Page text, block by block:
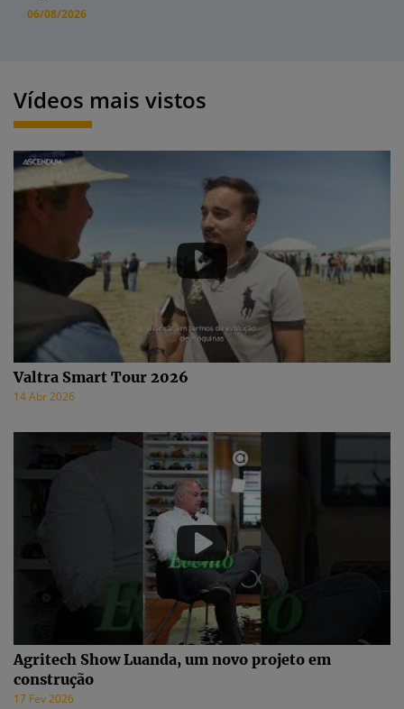
06/08/2026
Vídeos mais vistos
Valtra Smart Tour 2026
14 Abr 2026
Agritech Show Luanda, um novo projeto em
construção
17 Fev 2026